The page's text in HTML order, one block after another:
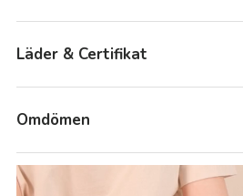
Läder & Certifikat
Omdömen